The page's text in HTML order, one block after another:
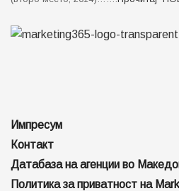
Импресум
Контакт
Датабаза на агенции во
Политика за приватност на